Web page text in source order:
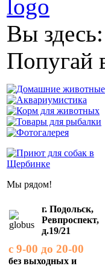
Вы здесь:
Попугай
Мы рядом!
г. Подольск,
Ревпроспект,
д.19/21
с 9-00 до 20-00
без выходных и